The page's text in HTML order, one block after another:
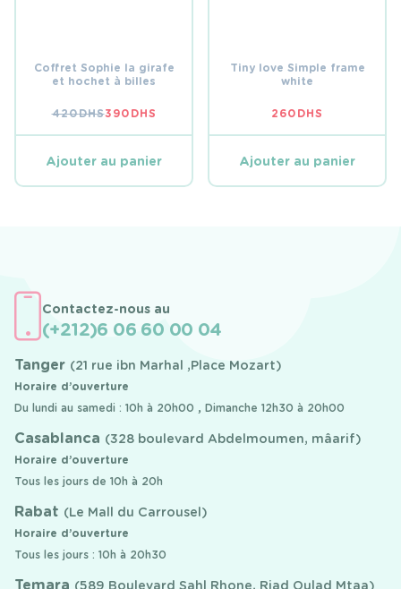
Coffret Sophie la girafe
et hochet à billes
420DHSLE
PRIX
ÉTAIT :
390 DHS
LE
PRIX
EST :
Ajouter au panier
Tiny love Simple frame
white
260 DHS
Ajouter au panier
Contactez-nous au
(+212)6 06 60 00 04
Tanger (21 rue ibn Marhal ,Place Mozart)
Horaire d’ouverture
Du lundi au samedi : 10h à 20h00 , Dimanche 12h30 à 20h00
Casablanca (328 boulevard Abdelmoumen, mâarif)
Horaire d’ouverture
Tous les jours de 10h à 20h
Rabat (Le Mall du Carrousel)
Horaire d’ouverture
Tous les jours : 10h à 20h30
Temara (589 Boulevard Sahl Rhone, Riad Oulad Mtaa)